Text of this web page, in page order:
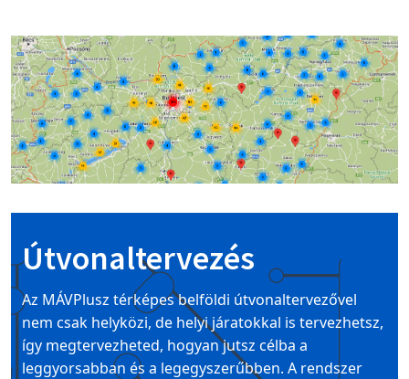
Image
Útvonaltervezés
Az MÁVPlusz térképes belföldi útvonaltervezővel
nem csak helyközi, de helyi járatokkal is tervezhetsz,
így megtervezheted, hogyan jutsz célba a
leggyorsabban és a legegyszerűbben. A rendszer